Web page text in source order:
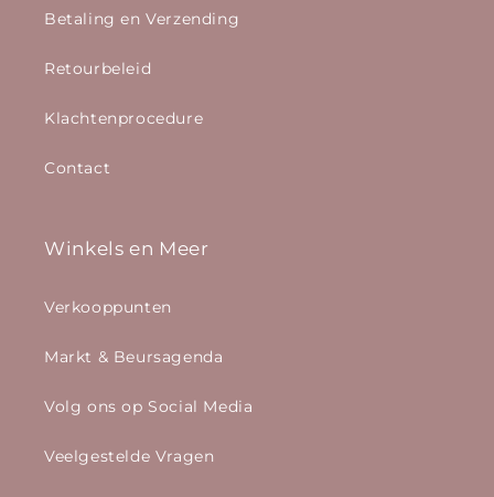
Betaling en Verzending
Retourbeleid
Klachtenprocedure
Contact
Winkels en Meer
Verkooppunten
Markt & Beursagenda
Volg ons op Social Media
Veelgestelde Vragen